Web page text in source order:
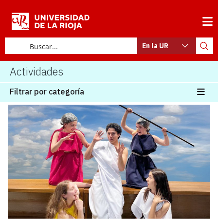
En la UR
Actividades
Filtrar por categoría